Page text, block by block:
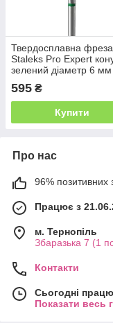
Твердосплавна фреза
Staleks Pro Expert
зелений діаметр 6 мм
595 ₴
Купити
Про нас
96% позитивних
Працює з
м. Тернопіль
Збаразька 7 (1
Контакти
Сьогодні
Показати весь